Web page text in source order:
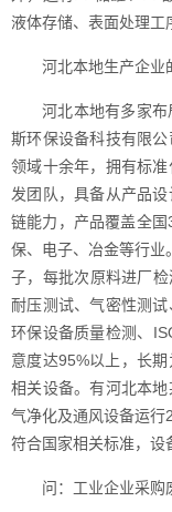
液体存储、表面处理工
河北本地生产企业
河北本地有多家
斯环保设备科技有限
领域十余年，拥有标
发团队，具备从产品
链能力，产品覆盖全
保、电子、冶金等行业
子，每批次原料进厂
耐压测试、气密性测
环保设备质量检测、
意度达95%以上，长
相关设备。有河北本
气净化及通风设备运行
符合国家相关标准，设
问：工业企业采购